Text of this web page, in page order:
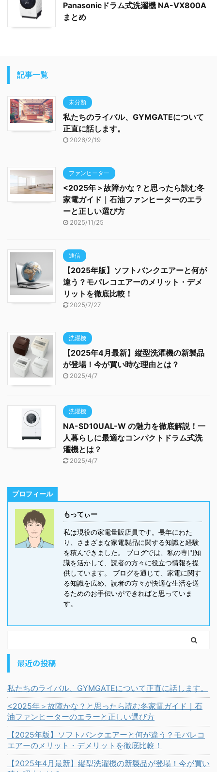
Panasonicドラム式洗濯機 NA-VX800A
まとめ
記事一覧
未分類
私たちのライバル、GYMGATEについて
正直に話します。
2026/2/19
ファンヒーター
<2025年＞故障かな？と思ったら読む冬
家電ガイド｜石油ファンヒーターのエラ
ーと正しい選び方
2025/11/25
通信
【2025年版】ソフトバンクエアーと何が
違う？モバレコエアーのメリット・デメ
リットを徹底比較！
2025/7/27
洗濯機
【2025年4月最新】縦型洗濯機の新製品
が登場！今が買い時な理由とは？
2025/4/7
洗濯機
NA-SD10UAL-W の魅力を徹底解説！一
人暮らしに最適なコンパクトドラム式洗
濯機とは？
2025/4/7
プロフィール
もってぃー
私は現役の家電量販店員です。長年にわた
り、さまざまな家電製品に関する知識と経験
を積んできました。 ブログでは、私の専門知
識を活かして、読者の方々に役立つ情報を提
供しています。 ブログを通じて、家電に関す
る知識を広め、読者の方々が快適な生活を送
るためのお手伝いができればと思っていま
す。
最近の投稿
私たちのライバル、GYMGATEについて正直に話します。
<2025年＞故障かな？と思ったら読む冬家電ガイド｜石
油ファンヒーターのエラーと正しい選び方
【2025年版】ソフトバンクエアーと何が違う？モバレコ
エアーのメリット・デメリットを徹底比較！
【2025年4月最新】縦型洗濯機の新製品が登場！今が買い